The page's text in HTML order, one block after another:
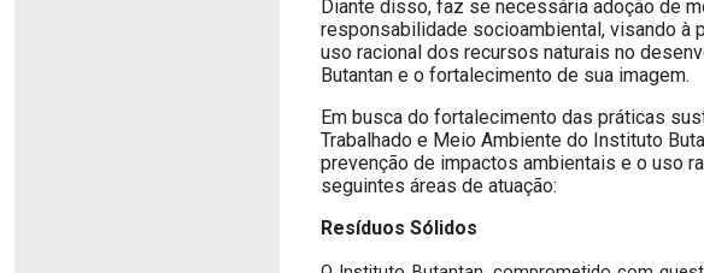
Diante disso, faz se necessária adoção de
responsabilidade socioambiental, visando à
uso racional dos recursos naturais no
Butantan e o fortalecimento de sua imagem.
Em busca do fortalecimento das práticas
Trabalhado e Meio Ambiente do Instituto
prevenção de impactos ambientais e o uso
seguintes áreas de atuação:
Resíduos Sólidos